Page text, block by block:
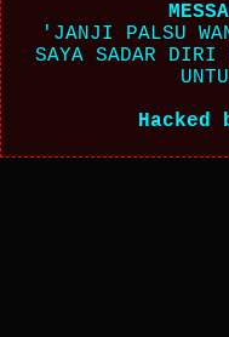
'JANJI PALSU
SAYA SADAR DIRI
Hacked